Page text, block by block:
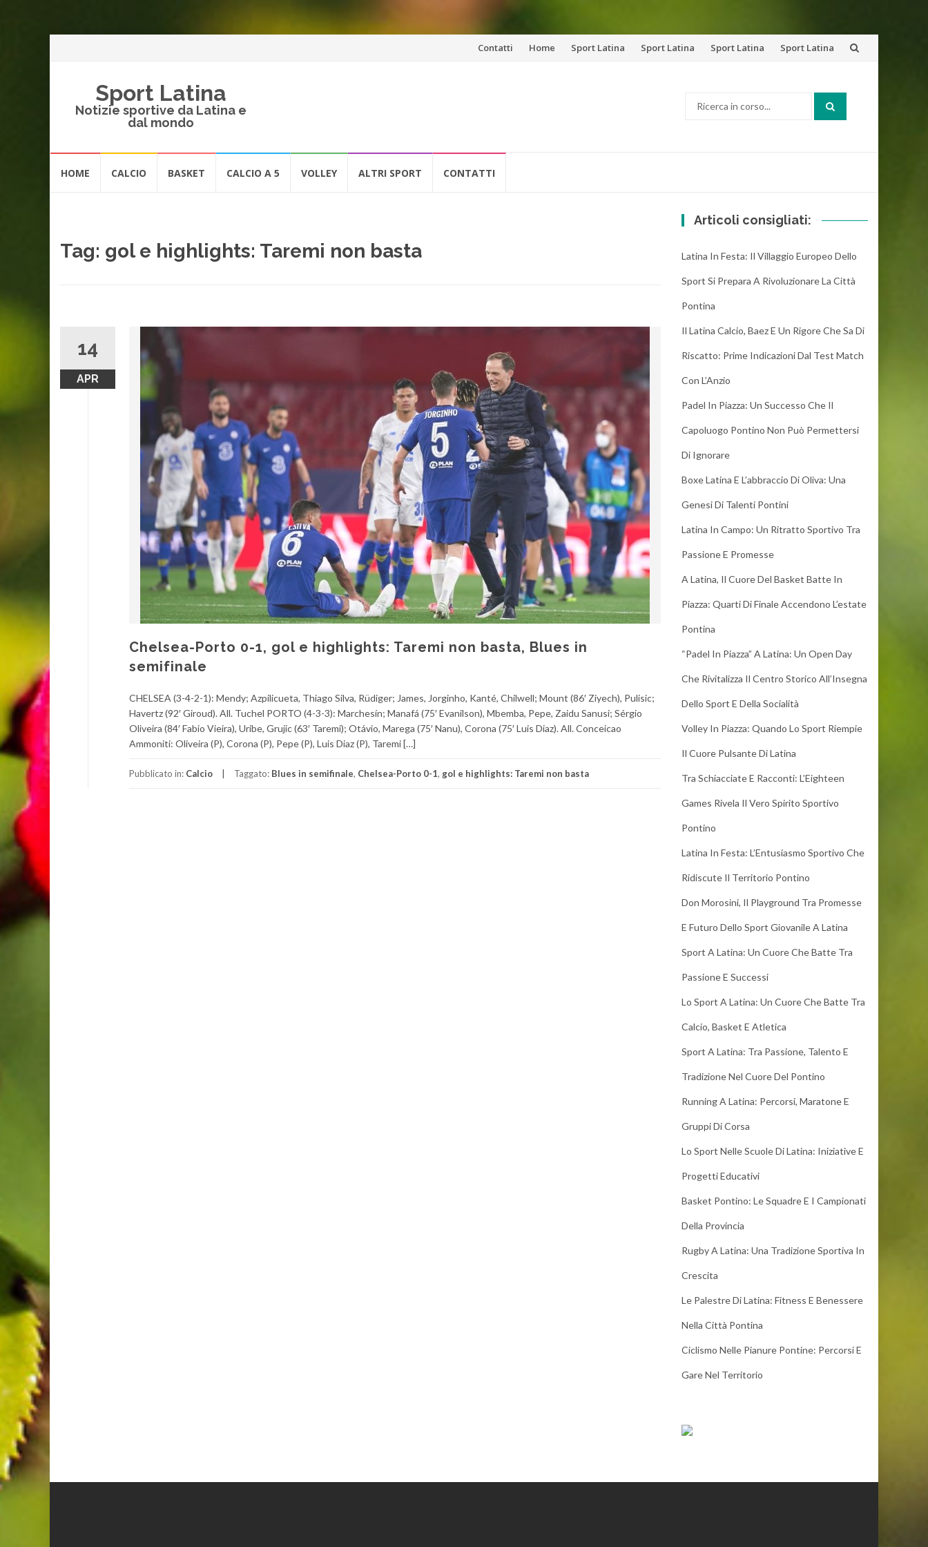
VaiContatti Home Sport Latina Sport Latina Sport Latina Sport Latina
Sport Latina
Notizie sportive da Latina e
dal mondo
HOME CALCIO BASKET CALCIO A 5 VOLLEY ALTRI SPORT CONTATTI
Tag: gol e highlights: Taremi non basta
14
APR
Chelsea-Porto 0-1, gol e highlights: Taremi non basta, Blues in
semifinale
CHELSEA (3-4-2-1): Mendy; Azpilicueta, Thiago Silva, Rüdiger; James, Jorginho, Kanté, Chilwell; Mount (86′ Ziyech), Pulisic;
Havertz (92′ Giroud). All. Tuchel PORTO (4-3-3): Marchesín; Manafá (75′ Evanilson), Mbemba, Pepe, Zaidu Sanusi; Sérgio
Oliveira (84′ Fabio Vieira), Uribe, Grujic (63′ Taremi); Otávio, Marega (75′ Nanu), Corona (75′ Luis Diaz). All. Conceicao
Ammoniti: Oliveira (P), Corona (P), Pepe (P), Luis Diaz (P), Taremi […]
Pubblicato in: Calcio Taggato: Blues in semifinale, Chelsea-Porto 0-1, gol e highlights: Taremi non basta
Articoli consigliati:
Latina In Festa: Il Villaggio Europeo Dello
Sport Si Prepara A Rivoluzionare La Città
Pontina
Il Latina Calcio, Baez E Un Rigore Che Sa Di
Riscatto: Prime Indicazioni Dal Test Match
Con L’Anzio
Padel In Piazza: Un Successo Che Il
Capoluogo Pontino Non Può Permettersi
Di Ignorare
Boxe Latina E L’abbraccio Di Oliva: Una
Genesi Di Talenti Pontini
Latina In Campo: Un Ritratto Sportivo Tra
Passione E Promesse
A Latina, Il Cuore Del Basket Batte In
Piazza: Quarti Di Finale Accendono L’estate
Pontina
“Padel In Piazza” A Latina: Un Open Day
Che Rivitalizza Il Centro Storico All’Insegna
Dello Sport E Della Socialità
Volley In Piazza: Quando Lo Sport Riempie
Il Cuore Pulsante Di Latina
Tra Schiacciate E Racconti: L’Eighteen
Games Rivela Il Vero Spirito Sportivo
Pontino
Latina In Festa: L’Entusiasmo Sportivo Che
Ridiscute Il Territorio Pontino
Don Morosini, Il Playground Tra Promesse
E Futuro Dello Sport Giovanile A Latina
Sport A Latina: Un Cuore Che Batte Tra
Passione E Successi
Lo Sport A Latina: Un Cuore Che Batte Tra
Calcio, Basket E Atletica
Sport A Latina: Tra Passione, Talento E
Tradizione Nel Cuore Del Pontino
Running A Latina: Percorsi, Maratone E
Gruppi Di Corsa
Lo Sport Nelle Scuole Di Latina: Iniziative E
Progetti Educativi
Basket Pontino: Le Squadre E I Campionati
Della Provincia
Rugby A Latina: Una Tradizione Sportiva In
Crescita
Le Palestre Di Latina: Fitness E Benessere
Nella Città Pontina
Ciclismo Nelle Pianure Pontine: Percorsi E
Gare Nel Territorio